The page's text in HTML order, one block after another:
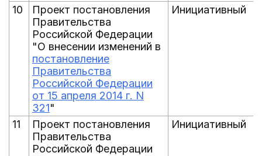
10
Проект постановления
Правительства
Российской Федерации
"О внесении изменений в
постановление
Правительства
Российской Федерации
от 15 апреля 2014 г. N
321"
Инициативный
11
Проект постановления
Правительства
Российской Федерации
Инициативный